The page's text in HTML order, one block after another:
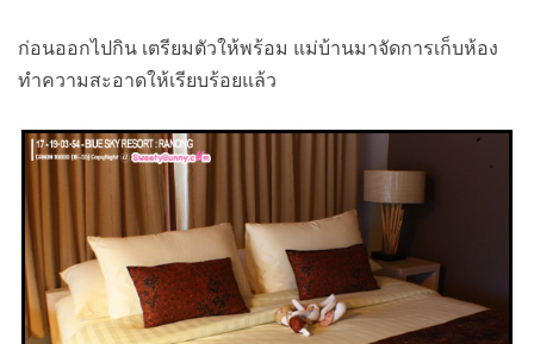
ก่อนออกไปกิน เตรียมตัวให้พร้อม แม่บ้านมาจัดการเก็บห้อง
ทำความสะอาดให้เรียบร้อยแล้ว